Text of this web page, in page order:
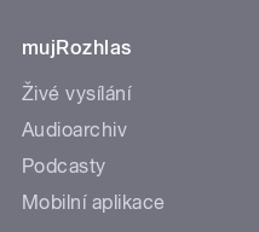
mujRozhlas
Živé vysílání
Audioarchiv
Podcasty
Mobilní aplikace